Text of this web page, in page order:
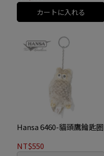
カートに入れる
Hansa 6460-貓頭鷹鑰匙圈
NT$550